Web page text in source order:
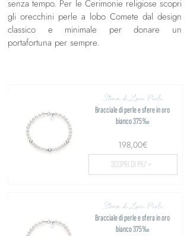
senza tempo. Per le Cerimonie religiose scopri
gli orecchini perle a lobo Comete dal design
classico e minimale per donare un
portafortuna per sempre.
Storia di Luce Perle
Bracciale di perle e sfere in oro
bianco 375‰
198,00€
SCOPRI DI PIU' >
Storia di Luce Perle
Bracciale di perle e sfera in oro
bianco 375‰